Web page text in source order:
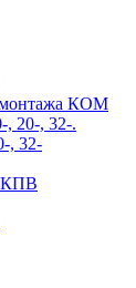
монтажа КОМ
, 20-, 32-.
, 32-